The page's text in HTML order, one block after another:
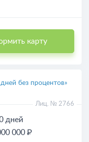
карту
без процентов»
Лиц. № 2766
дней
000 ₽